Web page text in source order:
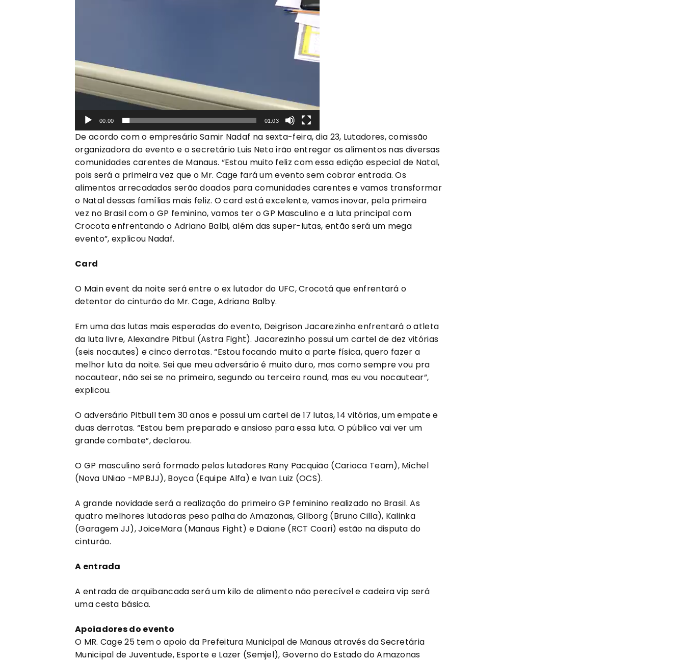
00:00 01:03
De acordo com o empresário Samir Nadaf na sexta-feira, dia 23, Lutadores, comissão
organizadora do evento e o secretário Luis Neto irão entregar os alimentos nas diversas
comunidades carentes de Manaus. “Estou muito feliz com essa edição especial de Natal,
pois será a primeira vez que o Mr. Cage fará um evento sem cobrar entrada. Os
alimentos arrecadados serão doados para comunidades carentes e vamos transformar
o Natal dessas famílias mais feliz. O card está excelente, vamos inovar, pela primeira
vez no Brasil com o GP feminino, vamos ter o GP Masculino e a luta principal com
Crocota enfrentando o Adriano Balbi, além das super-lutas, então será um mega
evento”, explicou Nadaf.
Card
O Main event da noite será entre o ex lutador do UFC, Crocotá que enfrentará o
detentor do cinturão do Mr. Cage, Adriano Balby.
Em uma das lutas mais esperadas do evento, Deigrison Jacarezinho enfrentará o atleta
da luta livre, Alexandre Pitbul (Astra Fight). Jacarezinho possui um cartel de dez vitórias
(seis nocautes) e cinco derrotas. “Estou focando muito a parte física, quero fazer a
melhor luta da noite. Sei que meu adversário é muito duro, mas como sempre vou pra
nocautear, não sei se no primeiro, segundo ou terceiro round, mas eu vou nocautear”,
explicou.
O adversário Pitbull tem 30 anos e possui um cartel de 17 lutas, 14 vitórias, um empate e
duas derrotas. “Estou bem preparado e ansioso para essa luta. O público vai ver um
grande combate”, declarou.
O GP masculino será formado pelos lutadores Rany Pacquião (Carioca Team), Michel
(Nova UNiao -MPBJJ), Boyca (Equipe Alfa) e Ivan Luiz (OCS).
A grande novidade será a realização do primeiro GP feminino realizado no Brasil. As
quatro melhores lutadoras peso palha do Amazonas, Gilborg (Bruno Cilla), Kalinka
(Garagem JJ), JoiceMara (Manaus Fight) e Daiane (RCT Coari) estão na disputa do
cinturão.
A entrada
A entrada de arquibancada será um kilo de alimento não perecível e cadeira vip será
uma cesta básica.
Apoiadores do evento
O MR. Cage 25 tem o apoio da Prefeitura Municipal de Manaus através da Secretária
Municipal de Juventude, Esporte e Lazer (Semjel), Governo do Estado do Amazonas